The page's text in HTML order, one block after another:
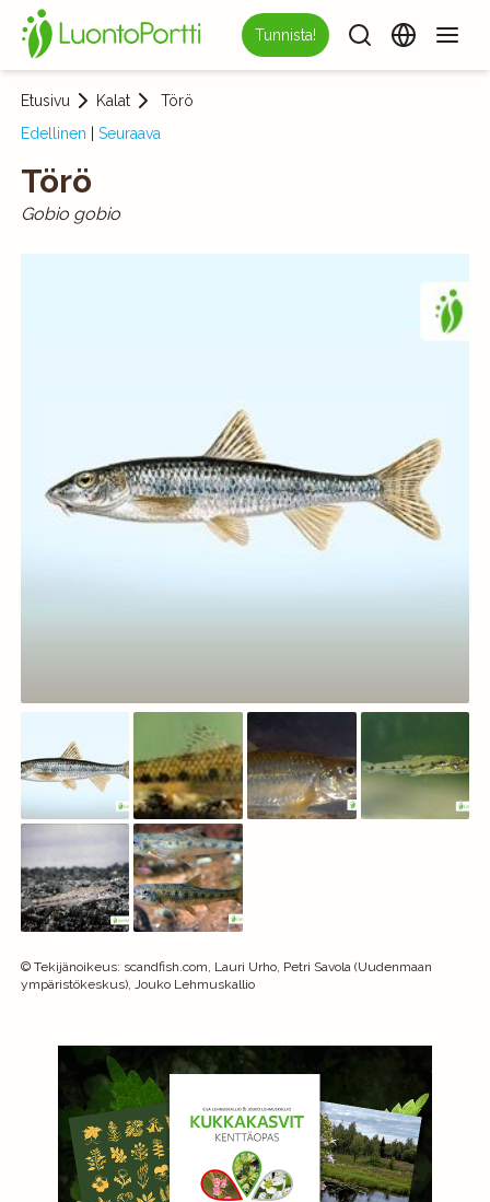
Tunnista!
Etusivu Kalat
Törö
Edellinen
Seuraava
Törö
Gobio gobio
© Tekijänoikeus: scandfish.com, Lauri Urho, Petri Savola (Uudenmaan
ympäristökeskus), Jouko Lehmuskallio